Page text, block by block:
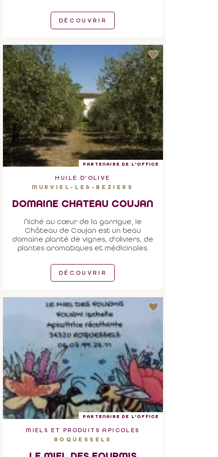
DÉCOUVRIR
PARTENAIRE DE L'OFFICE
HUILE D'OLIVE
MURVIEL-LES-BEZIERS
DOMAINE CHATEAU COUJAN
Niché au cœur de la garrigue, le
Château de Coujan est un beau
domaine planté de vignes, d'oliviers, de
plantes aromatiques et médicinales.
DÉCOUVRIR
PARTENAIRE DE L'OFFICE
MIELS ET PRODUITS APICOLES
ROQUESSELS